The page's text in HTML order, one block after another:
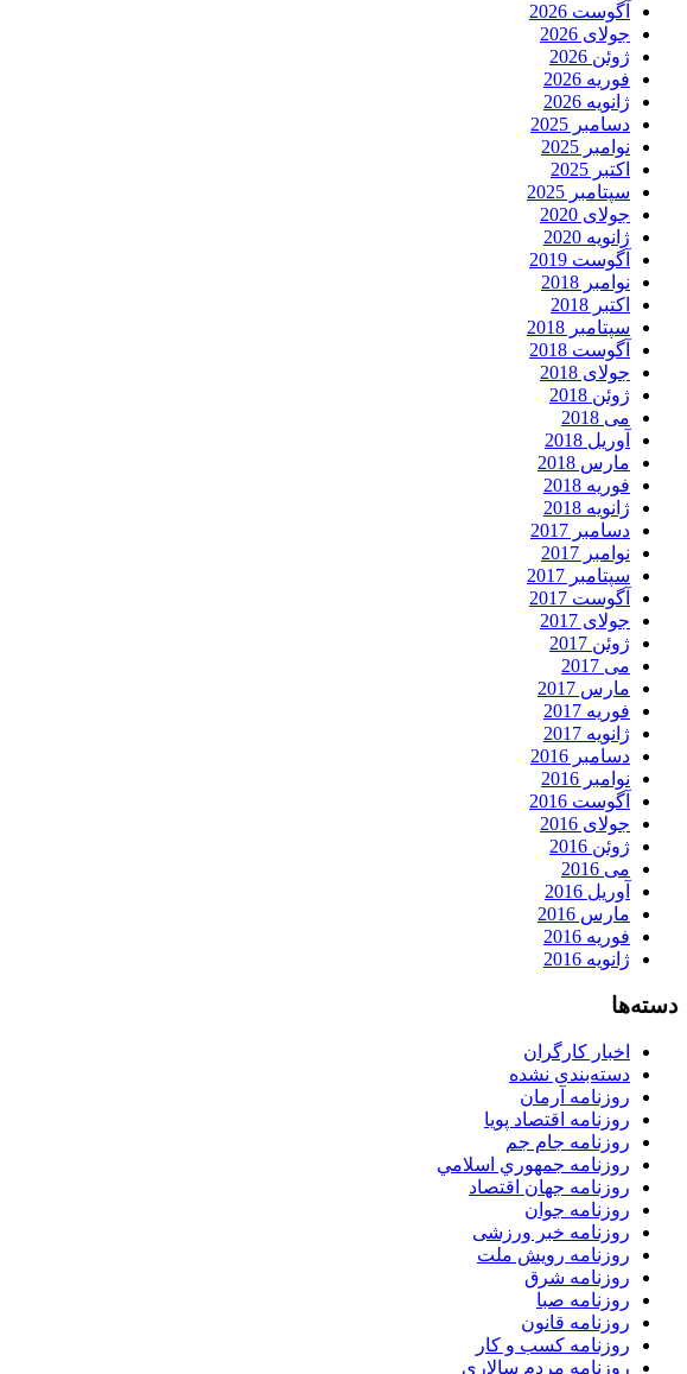
آگوست 2026
جولای 2026
ژوئن 2026
فوریه 2026
ژانویه 2026
دسامبر 2025
نوامبر 2025
اکتبر 2025
سپتامبر 2025
جولای 2020
ژانویه 2020
آگوست 2019
نوامبر 2018
اکتبر 2018
سپتامبر 2018
آگوست 2018
جولای 2018
ژوئن 2018
می 2018
آوریل 2018
مارس 2018
فوریه 2018
ژانویه 2018
دسامبر 2017
نوامبر 2017
سپتامبر 2017
آگوست 2017
جولای 2017
ژوئن 2017
می 2017
مارس 2017
فوریه 2017
ژانویه 2017
دسامبر 2016
نوامبر 2016
آگوست 2016
جولای 2016
ژوئن 2016
می 2016
آوریل 2016
مارس 2016
فوریه 2016
ژانویه 2016
دسته‌ها
اخبار کارگران
دسته‌بندی نشده
روزنامه آرمان
روزنامه اقتصاد پویا
روزنامه جام جم
روزنامه جمهوري اسلامي
روزنامه جهان اقتصاد
روزنامه جوان
روزنامه خبر ورزشى
روزنامه رویش ملت
روزنامه شرق
روزنامه صبا
روزنامه قانون
روزنامه كسب و كار
روزنامه مردم سالاری